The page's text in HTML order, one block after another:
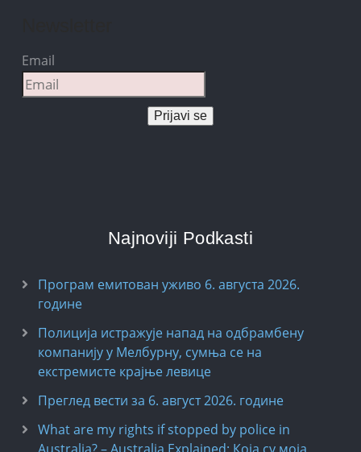
Email
Prijavi se
Najnoviji Podkasti
Програм емитован уживо 6. августа 2026.
годинe
Полиција истражује напад на одбрамбену
компанију у Мелбурну, сумња се на
екстремисте крајње левице
Преглед вести за 6. август 2026. године
What are my rights if stopped by police in